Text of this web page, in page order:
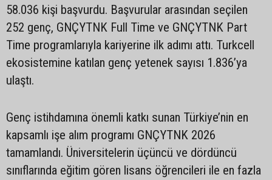
58.036 kişi başvurdu. Başvurular arasından seçilen
252 genç, GNÇYTNK Full Time ve GNÇYTNK Part
Time programlarıyla kariyerine ilk adımı attı. Turkcell
ekosistemine katılan genç yetenek sayısı 1.836’ya
ulaştı.
Genç istihdamına önemli katkı sunan Türkiye’nin en
kapsamlı işe alım programı GNÇYTNK 2026
tamamlandı. Üniversitelerin üçüncü ve dördüncü
sınıflarında eğitim gören lisans öğrencileri ile en fazla